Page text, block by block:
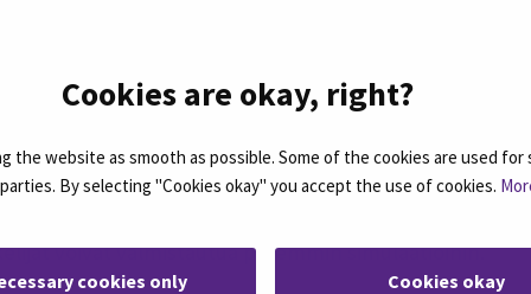
Cookies are okay, right?
the website as smooth as possible. Some of the cookies are used
By selecting "Cookies okay" you accept the use of cookies.
cookies only Cookies okay
esimerkiksi rauhallisuutta, innostusta, tyytyväisyyttä
kuitenkin epämiellyttäviä tunteita, kuten stressiä,
uupumusta ja pettymystä”, Salo kertoo.
voivat valmistautua paremmin simulaatioihin.